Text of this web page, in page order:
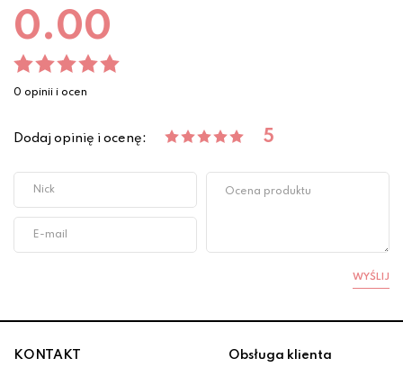
0.00
0 opinii i ocen
Dodaj opinię i ocenę: 5
WYŚLIJ
KONTAKT Obsługa klienta